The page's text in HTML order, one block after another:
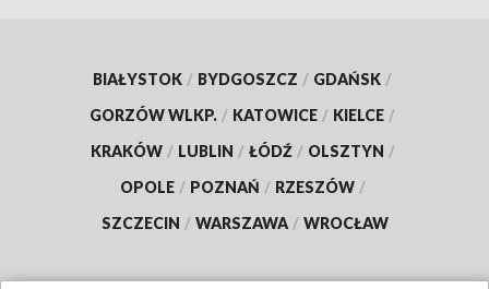
BIAŁYSTOK / BYDGOSZCZ / GDAŃSK /
GORZÓW WLKP. / KATOWICE / KIELCE /
KRAKÓW / LUBLIN / ŁÓDŹ / OLSZTYN /
OPOLE / POZNAŃ / RZESZÓW /
SZCZECIN / WARSZAWA / WROCŁAW